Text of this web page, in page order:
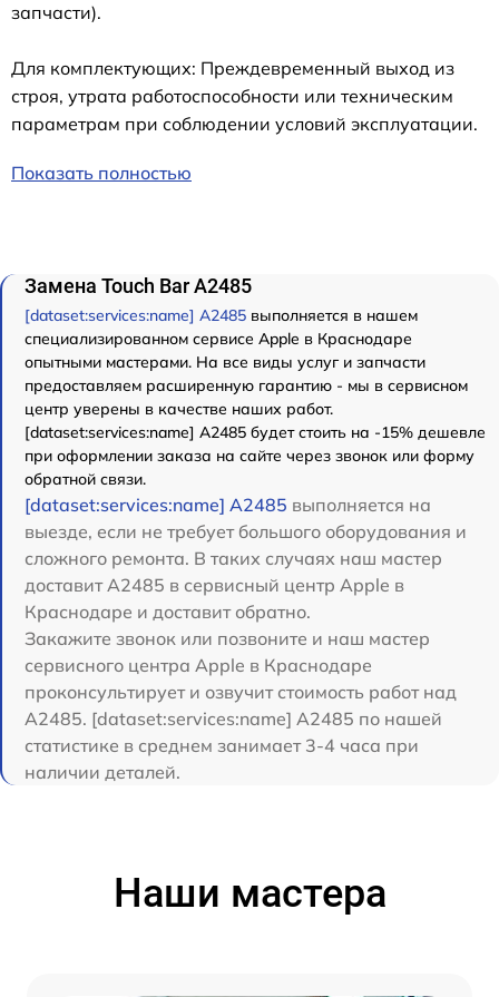
запчасти).
Для комплектующих: Преждевременный выход из
строя, утрата работоспособности или техническим
параметрам при соблюдении условий эксплуатации.
Показать полностью
Замена Touch Bar A2485
[dataset:services:name] A2485 выполняется в нашем
специализированном сервисе Apple в Краснодаре
опытными мастерами. На все виды услуг и запчасти
предоставляем расширенную гарантию - мы в сервисном
центр уверены в качестве наших работ.
[dataset:services:name] A2485 будет стоить на -15% дешевле
при оформлении заказа на сайте через звонок или форму
обратной связи.
[dataset:services:name] A2485 выполняется на
выезде, если не требует большого оборудования и
сложного ремонта. В таких случаях наш мастер
доставит A2485 в сервисный центр Apple в
Краснодаре и доставит обратно.
Закажите звонок или позвоните и наш мастер
сервисного центра Apple в Краснодаре
проконсультирует и озвучит стоимость работ над
A2485. [dataset:services:name] A2485 по нашей
статистике в среднем занимает 3-4 часа при
наличии деталей.
Наши мастера